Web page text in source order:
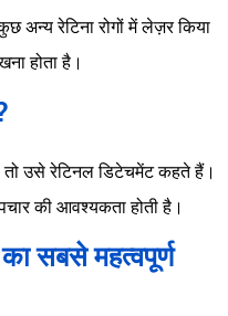
अन्य रेटिना रोगों में लेज़र किया
होता है।
तो उसे रेटिनल डिटेचमेंट कहते हैं।
की आवश्यकता होती है।
सबसे महत्वपूर्ण